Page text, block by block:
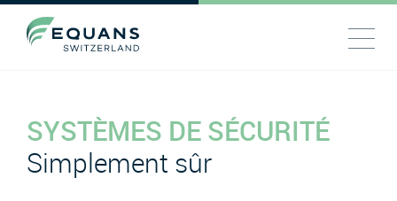
SYSTÈMES DE SÉCURITÉ
Simplement sûr